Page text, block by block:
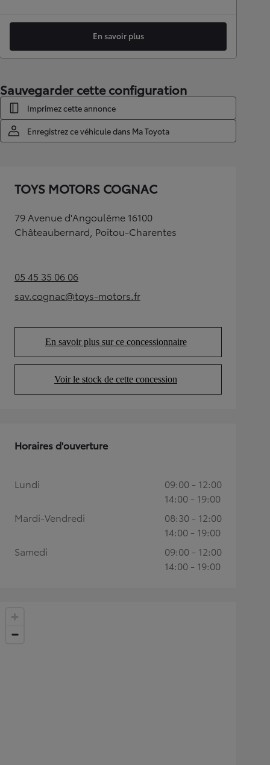
En savoir plus
Sauvegarder cette configuration
Imprimez cette annonce
Enregistrez ce véhicule dans Ma Toyota
TOYS MOTORS COGNAC
79 Avenue d'Angoulême 16100
Châteaubernard, Poitou-Charentes
05 45 35 06 06(Opens in new tab)
sav.cognac@toys-motors.fr
(Opens in new tab)
En savoir plus sur ce concessionnaire
(Opens in new tab)
Voir le stock de cette concession
(Opens in new tab)
Horaires d'ouverture
Lundi
09:00 - 12:00
14:00 - 19:00
Mardi-Vendredi
08:30 - 12:00
14:00 - 19:00
Samedi
09:00 - 12:00
14:00 - 19:00